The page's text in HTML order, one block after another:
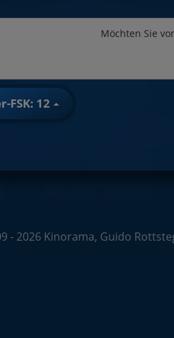
Möchten Sie
FSK: 12
- 2026 Kinorama, Guido